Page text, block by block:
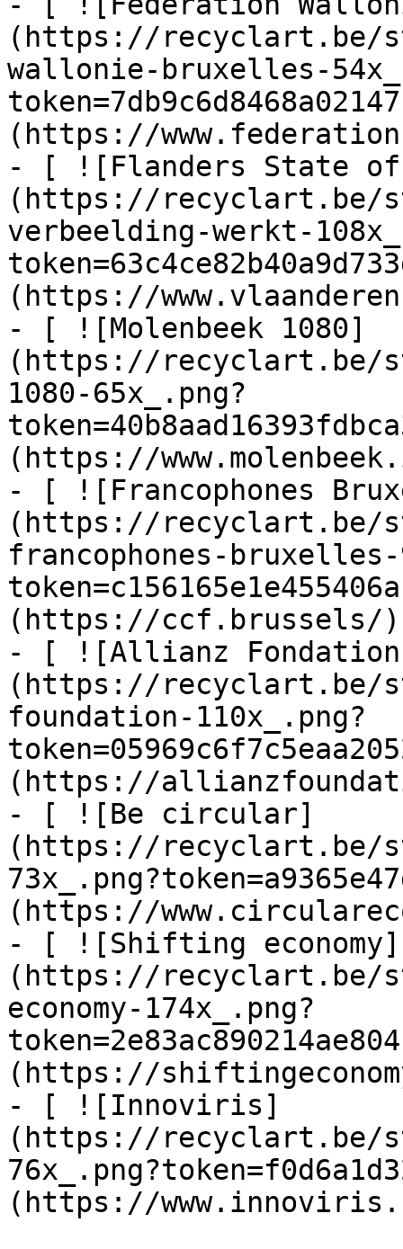
(https://recyclart.be/
wallonie-bruxelles-
(https://
- [ ![Flanders State
(https://recyclart.be/
verbeelding-werkt-
(https://
- [ ![Molenbeek 1080]
(https://recyclart.be/
1080-65x_.png?
(https://
- [ ![Francophones
(https://recyclart.be/
francophones-bruxelles-
(https://ccf.brussels/)
- [ ![Allianz
(https://recyclart.be/
foundation-110x_.png?
(https://
- [ ![Be circular]
(https://recyclart.be/
(https://
- [ ![Shifting economy]
(https://recyclart.be/
economy-174x_.png?
(https://
- [ ![Innoviris]
(https://recyclart.be/
(https://